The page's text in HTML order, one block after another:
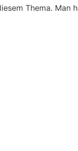
Thema. Man